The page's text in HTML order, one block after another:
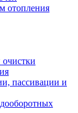
отопления
очистки
пассивации и